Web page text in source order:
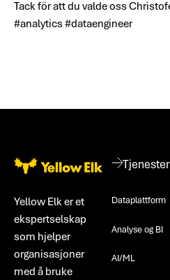
Tack för att du valde oss
#analytics #dataengineer
Bunntekst
Yellow Elk er et
ekspertselskap
som hjelper
organisasjoner
med å bruke
Tjenester
Dataplattform
Analyse og BI
AI/ML